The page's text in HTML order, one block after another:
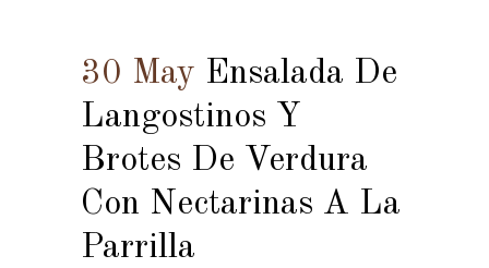
30 May Ensalada De
Langostinos Y
Brotes De Verdura
Con Nectarinas A La
Parrilla